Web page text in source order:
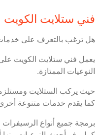
فني ستلايت الكويت
هل ترغب بالتعرف على
يعمل فني ستلايت الكويت
النوعيات الممتازة.
حيث يركب الستلايت
كما يقدم خدمات متنوعة
برمجة جميع أنواع الرسيفرات